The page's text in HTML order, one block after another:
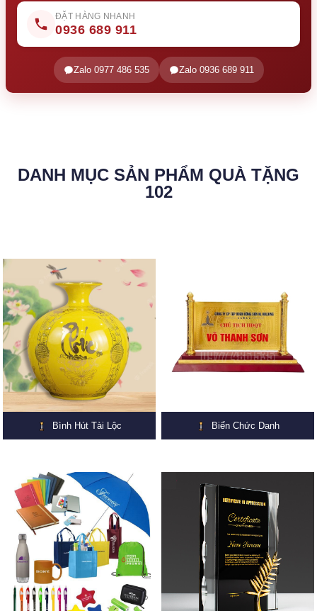
ĐẶT HÀNG NHANH
0936 689 911
Zalo 0977 486 535 Zalo 0936 689 911
DANH MỤC SẢN PHẨM QUÀ TẶNG
102
Bình Hút Tài Lộc Biển Chức Danh